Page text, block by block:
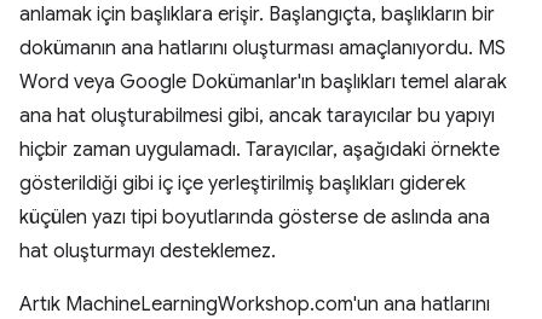
anlamak için başlıklara erişir. Başlangıçta, başlıkların bir
dokümanın ana hatlarını oluşturması amaçlanıyordu. MS
Word veya Google Dokümanlar'ın başlıkları temel alarak
ana hat oluşturabilmesi gibi, ancak tarayıcılar bu yapıyı
hiçbir zaman uygulamadı. Tarayıcılar, aşağıdaki örnekte
gösterildiği gibi iç içe yerleştirilmiş başlıkları giderek
küçülen yazı tipi boyutlarında gösterse de aslında ana
hat oluşturmayı desteklemez.
Artık MachineLearningWorkshop.com'un ana hatlarını